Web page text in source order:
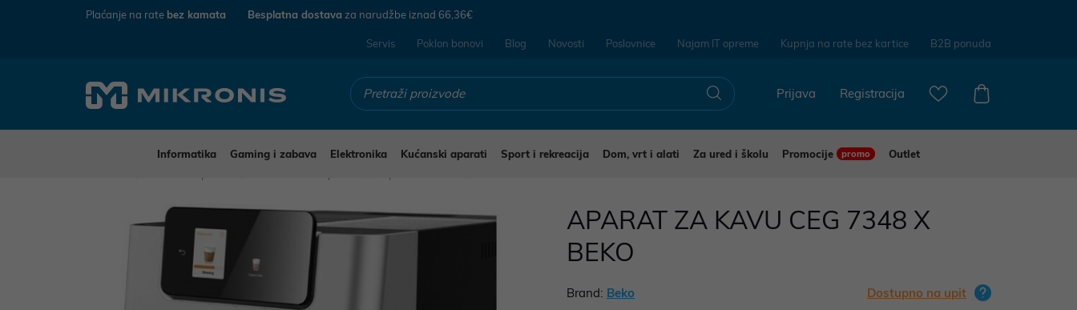
Plaćanje na rate bez kamata Besplatna dostava za narudžbe iznad 66,36€
Servis Poklon bonovi Blog Novosti Poslovnice Najam IT opreme Kupnja na rate bez kartice B2B ponuda
Registracija
Prijava
Informatika Gaming i zabava Elektronika Kućanski aparati Sport i rekreacija Dom, vrt i alati Za ured i školu Promocije promo
Outlet
APARAT ZA KAVU CEG 7348 X
BEKO
Brand: Beko Dostupno na upit